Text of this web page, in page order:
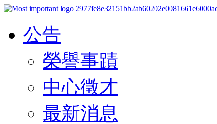
公告
榮譽事蹟
中心徵才
最新消息